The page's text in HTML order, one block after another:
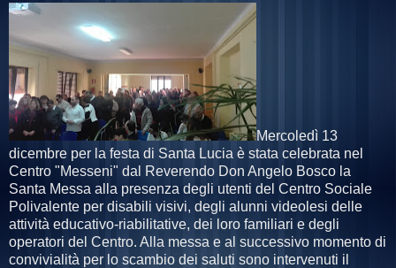
Mercoledì 13
dicembre per la festa di Santa Lucia è stata celebrata nel
Centro "Messeni" dal Reverendo Don Angelo Bosco la
Santa Messa alla presenza degli utenti del Centro Sociale
Polivalente per disabili visivi, degli alunni videolesi delle
attività educativo-riabilitative, dei loro familiari e degli
operatori del Centro. Alla messa e al successivo momento di
convivialità per lo scambio dei saluti sono intervenuti il